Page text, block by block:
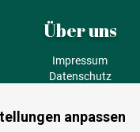
Über uns
Impressum
Datenschutz
Versand und Lieferung
anpassen